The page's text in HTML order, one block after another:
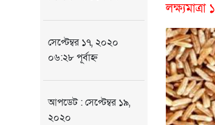
সেপ্টেম্বর ১৭, ২০২০
০৬:২৮ পূর্বাহ্ন
আপডেট : সেপ্টেম্বর ১৯,
২০২০